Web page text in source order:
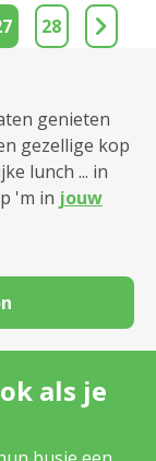
28
genieten
gezellige kop
lunch ... in
'm in jouw
als je